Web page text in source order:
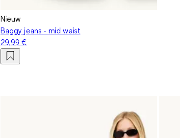
Nieuw
Baggy jeans - mid waist
29,99 €